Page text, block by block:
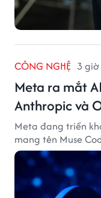
CÔNG NGHỆ 3
Meta ra mắt
Anthropic và
Meta đang triển
mang tên Muse